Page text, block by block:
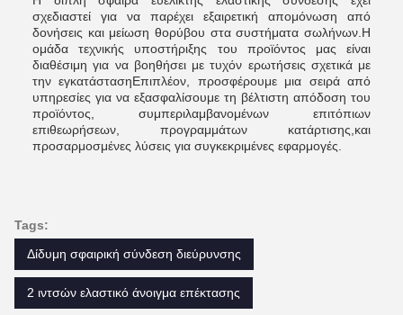
σχεδιαστεί για να παρέχει εξαιρετική απομόνωση από
δονήσεις και μείωση θορύβου στα συστήματα σωλήνων.Η
ομάδα τεχνικής υποστήριξης του προϊόντος μας είναι
διαθέσιμη για να βοηθήσει με τυχόν ερωτήσεις σχετικά με
την εγκατάστασηΕπιπλέον, προσφέρουμε μια σειρά από
υπηρεσίες για να εξασφαλίσουμε τη βέλτιστη απόδοση του
προϊόντος, συμπεριλαμβανομένων επιτόπιων
επιθεωρήσεων, προγραμμάτων κατάρτισης,και
προσαρμοσμένες λύσεις για συγκεκριμένες εφαρμογές.
Tags:
Δίδυμη σφαιρική σύνδεση διεύρυνσης
2 ιντσών ελαστικό άνοιγμα επέκτασης